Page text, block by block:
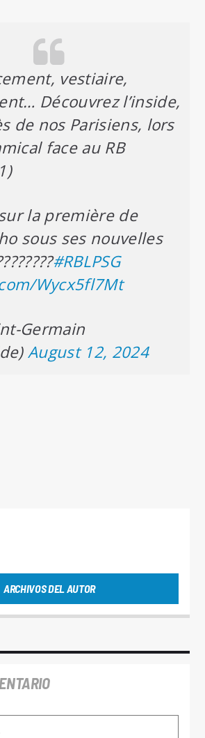
vestiaire,
Découvrez l’inside,
de nos Parisiens, lors
face au RB
sur la première de
sous ses nouvelles
#RBLPSG
Wycx5fl7Mt
Germain
August 12, 2024
ARCHIVOS DEL AUTOR